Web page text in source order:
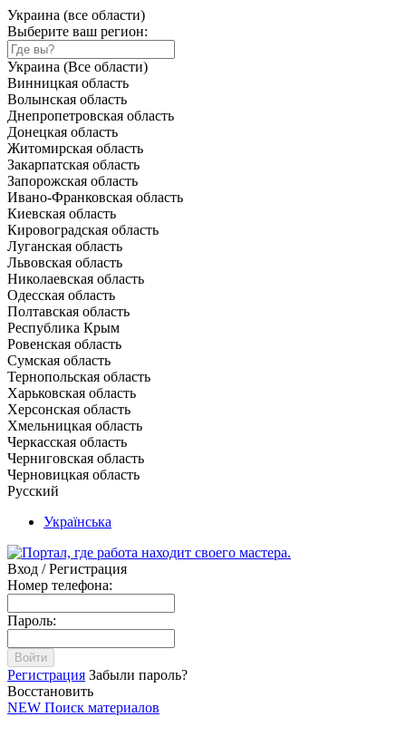
Украина (все области)
Выберите ваш регион:
Украина (Все области)
Винницкая область
Волынская область
Днепропетровская область
Донецкая область
Житомирская область
Закарпатская область
Запорожская область
Ивано-Франковская область
Киевская область
Кировоградская область
Луганская область
Львовская область
Николаевская область
Одесская область
Полтавская область
Республика Крым
Ровенская область
Сумская область
Тернопольская область
Харьковская область
Херсонская область
Хмельницкая область
Черкасская область
Черниговская область
Черновицкая область
Русский
Українська
Вход / Регистрация
Номер телефона:
Пароль:
Войти
Регистрация Забыли пароль?
Восстановить
NEW Поиск материалов